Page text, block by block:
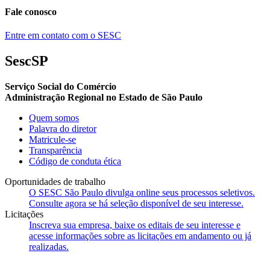
Fale conosco
Entre em contato com o SESC
SescSP
Serviço Social do Comércio
Administração Regional no Estado de São Paulo
Quem somos
Palavra do diretor
Matricule-se
Transparência
Código de conduta ética
Oportunidades de trabalho
O SESC São Paulo divulga online seus processos seletivos.
Consulte agora se há seleção disponível de seu interesse.
Licitações
Inscreva sua empresa, baixe os editais de seu interesse e
acesse informações sobre as licitações em andamento ou já
realizadas.